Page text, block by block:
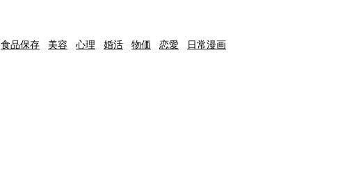
食品保存 美容 心理 婚活 物価 恋愛 日常漫画